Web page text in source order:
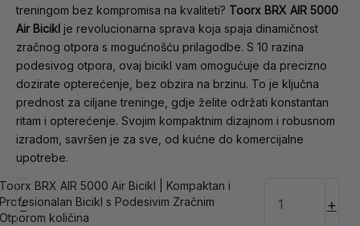
treningom bez kompromisa na kvaliteti? Toorx BRX AIR 5000
Air Bicikl je revolucionarna sprava koja spaja dinamičnost
zračnog otpora s mogućnošću prilagodbe. S 10 razina
podesivog otpora, ovaj bicikl vam omogućuje da precizno
dozirate opterećenje, bez obzira na brzinu. To je ključna
prednost za ciljane treninge, gdje želite održati konstantan
ritam i opterećenje. Svojim kompaktnim dizajnom i robusnom
izradom, savršen je za sve, od kućne do komercijalne
upotrebe.
-
Toorx BRX AIR 5000 Air Bicikl | Kompaktan i
Profesionalan Bicikl s Podesivim Zračnim
Otporom količina
+